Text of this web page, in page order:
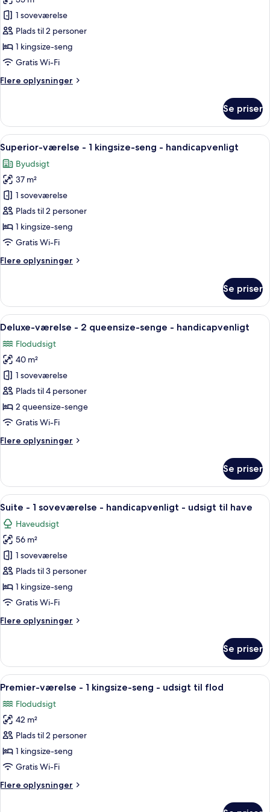
Deluxe-
værelse
-
1
seng
1 soveværelse
Plads til 2 personer
1 kingsize-seng
Gratis Wi-Fi
Flere oplysninger
Flere
værelse
1
kingsize-
seng
handicapvenligt
Se priser
Indlæs
alle
billeder
af
Superior-
værelse
-
1
seng
Et moderne hotelværelse med en
5
Superior-værelse - 1 kingsize-seng - handicapvenligt
Byudsigt
37 m²
1 soveværelse
Plads til 2 personer
1 kingsize-seng
Gratis Wi-Fi
Flere oplysninger
Flere
værelse
1
seng
handicapvenligt
Se priser
Indlæs
alle
billeder
af
Deluxe-
værelse
-
2
senge
Premium-sengetøj, dundyner, senge
6
Deluxe-værelse - 2 queensize-senge - handicapvenligt
Flodudsigt
40 m²
1 soveværelse
Plads til 4 personer
2 queensize-senge
Gratis Wi-Fi
Flere oplysninger
Flere
værelse
2
senge
handicapvenligt
Se priser
Indlæs
alle
billeder
af
Suite
-
1
soveværelse
handicapvenligt
til
have
Et moderne hotelværelse med en
6
Suite - 1 soveværelse - handicapvenligt - udsigt til have
Haveudsigt
56 m²
1 soveværelse
Plads til 3 personer
1 kingsize-seng
Gratis Wi-Fi
Flere oplysninger
Flere
-
soveværelse
handicapvenligt
til
have
Se priser
Indlæs
alle
billeder
af
Premier-
værelse
-
kingsize-
Et hotelværelse med en seng, en
7
Premier-værelse - 1 kingsize-seng - udsigt til flod
Flodudsigt
42 m²
Plads til 2 personer
1 kingsize-seng
Gratis Wi-Fi
Flere oplysninger
Flere